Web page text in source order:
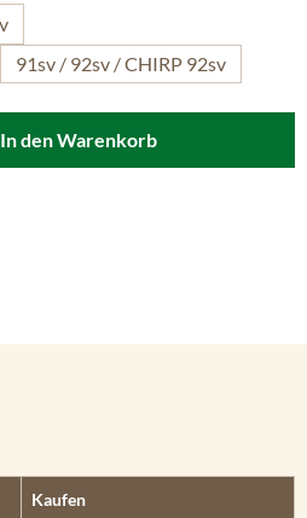
91sv / 92sv / CHIRP 92sv
In den Warenkorb
Kaufen